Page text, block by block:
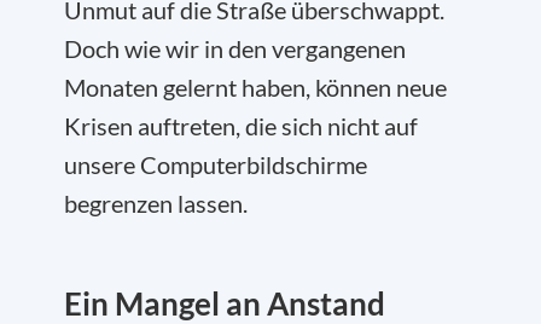
Unmut auf die Straße überschwappt.
Doch wie wir in den vergangenen
Monaten gelernt haben, können neue
Krisen auftreten, die sich nicht auf
unsere Computerbildschirme
begrenzen lassen.
Ein Mangel an Anstand